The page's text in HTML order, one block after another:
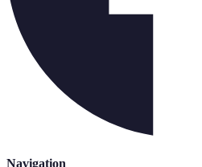
Navigation